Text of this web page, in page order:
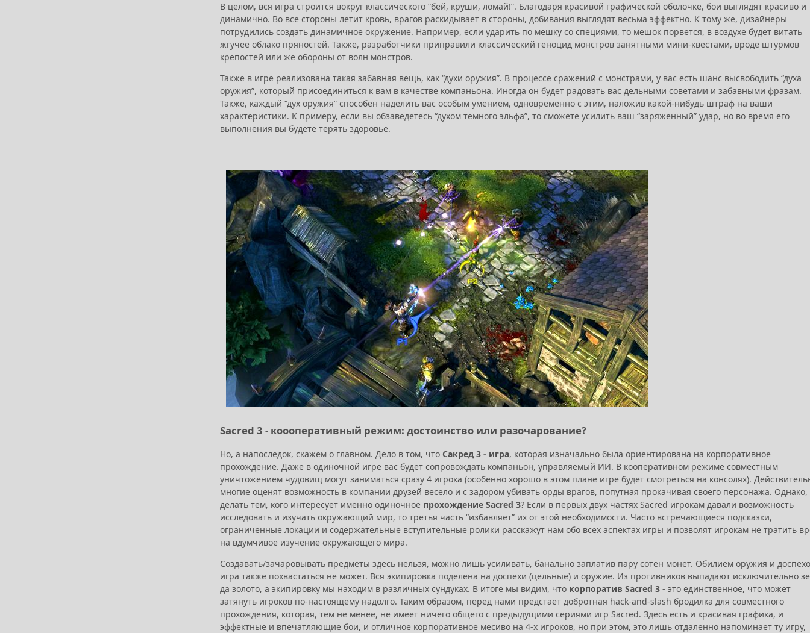
В целом, вся игра строится вокруг классического “бей, круши, ломай!”. Благодаря красивой графической оболочке, бои выглядят красиво и
динамично. Во все стороны летит кровь, врагов раскидывает в стороны, добивания выглядят весьма эффектно. К тому же, дизайнеры
потрудились создать динамичное окружение. Например, если ударить по мешку со специями, то мешок порвется, в воздухе будет витать
жгучее облако пряностей. Также, разработчики приправили классический геноцид монстров занятными мини-квестами, вроде штурмов
крепостей или же обороны от волн монстров.
Также в игре реализована такая забавная вещь, как “духи оружия”. В процессе сражений с монстрами, у вас есть шанс высвободить “духа
оружия”, который присоединиться к вам в качестве компаньона. Иногда он будет радовать вас дельными советами и забавными фразам.
Также, каждый “дух оружия” способен наделить вас особым умением, одновременно с этим, наложив какой-нибудь штраф на ваши
характеристики. К примеру, если вы обзаведетесь “духом темного эльфа”, то сможете усилить ваш “заряженный” удар, но во время его
выполнения вы будете терять здоровье.
Sacred 3 - коооперативный режим: достоинство или разочарование?
Но, а напоследок, скажем о главном. Дело в том, что Сакред 3 - игра, которая изначально была ориентирована на корпоративное
прохождение. Даже в одиночной игре вас будет сопровождать компаньон, управляемый ИИ. В кооперативном режиме совместным
уничтожением чудовищ могут заниматься сразу 4 игрока (особенно хорошо в этом плане игре будет смотреться на консолях).
многие оценят возможность в компании друзей весело и с задором убивать орды врагов, попутная прокачивая своего персонажа. Однако,
делать тем, кого интересует именно одиночное прохождение Sacred 3? Если в первых двух частях Sacred игрокам давали возможность
исследовать и изучать окружающий мир, то третья часть “избавляет” их от этой необходимости. Часто встречающиеся подсказки,
ограниченные локации и содержательные вступительные ролики расскажут нам обо всех аспектах игры и позволят игрокам не тратить
на вдумчивое изучение окружающего мира.
Создавать/зачаровывать предметы здесь нельзя, можно лишь усиливать, банально заплатив пару сотен монет. Обилием оружия и
игра также похвастаться не может. Вся экипировка поделена на доспехи (цельные) и оружие. Из противников выпадают исключительно
да золото, а экипировку мы находим в различных сундуках. В итоге мы видим, что корпоратив Sacred 3 - это единственное, что может
затянуть игроков по-настоящему надолго. Таким образом, перед нами предстает добротная hack-and-slash бродилка для совместного
прохождения, которая, тем не менее, не имеет ничего общего с предыдущими сериями игр Sacred. Здесь есть и красивая графика, и
эффектные и впечатляющие бои, и отличное корпоративное месиво на 4-х игроков, но при этом, это лишь отдаленно напоминает ту игру,